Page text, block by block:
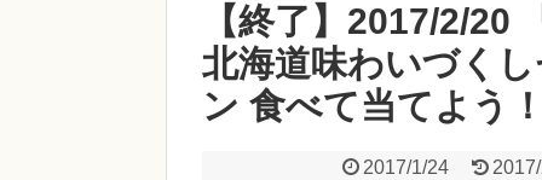
【終了】2017/2/20
北海道味わいづく
ン 食べて当てよう
2017/1/24